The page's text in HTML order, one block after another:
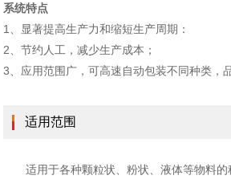
系统特点
1、显著提高生产力和缩短生产周期：
2、节约人工，减少生产成本；
3、应用范围广，可高速自动包装不同种类，
适用范围
适用于各种颗粒状、粉状、液体等物料